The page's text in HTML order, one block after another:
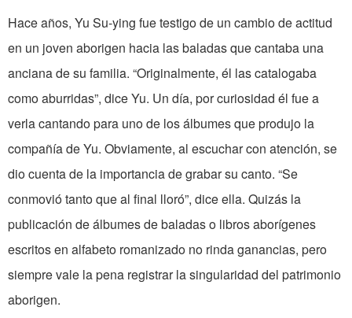
Hace años, Yu Su-ying fue testigo de un cambio de actitud
en un joven aborigen hacia las baladas que cantaba una
anciana de su familia. “Originalmente, él las catalogaba
como aburridas”, dice Yu. Un día, por curiosidad él fue a
verla cantando para uno de los álbumes que produjo la
compañía de Yu. Obviamente, al escuchar con atención, se
dio cuenta de la importancia de grabar su canto. “Se
conmovió tanto que al final lloró”, dice ella. Quizás la
publicación de álbumes de baladas o libros aborígenes
escritos en alfabeto romanizado no rinda ganancias, pero
siempre vale la pena registrar la singularidad del patrimonio
aborigen.